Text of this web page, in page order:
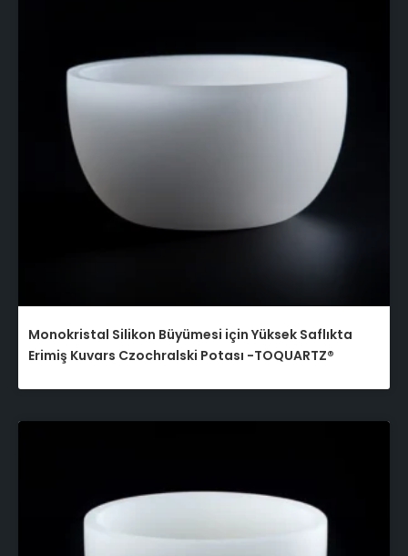
Monokristal Silikon Büyümesi için Yüksek Saflıkta
Erimiş Kuvars Czochralski Potası -TOQUARTZ®